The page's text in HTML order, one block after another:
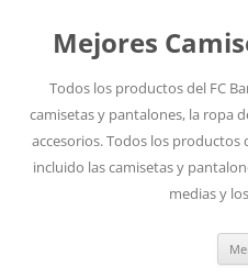
Mejores
Todos los productos del FC
camisetas y pantalones, la ropa
accesorios. Todos los productos
incluido las camisetas y
medias y